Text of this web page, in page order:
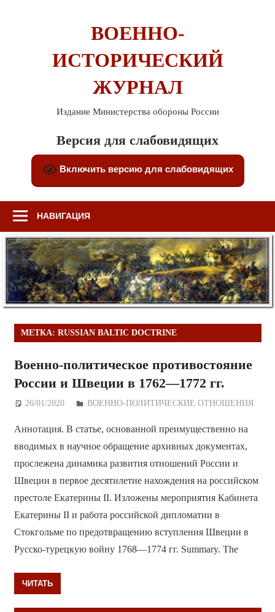
ВОЕННО-
ИСТОРИЧЕСКИЙ
ЖУРНАЛ
Издание Министерства обороны России
Версия для слабовидящих
Включить версию для слабовидящих
НАВИГАЦИЯ
МЕТКА: RUSSIAN BALTIC DOCTRINE
Военно-политическое противостояние
России и Швеции в 1762—1772 гг.
26/01/2020 Дежурный по Редакции
ВОЕННО-ПОЛИТИЧЕСКИE ОТНОШЕНИЯ
Аннотация. В статье, основанной преимущественно на
вводимых в научное обращение архивных документах,
прослежена динамика развития отношений России и
Швеции в первое десятилетие нахождения на российском
престоле Екатерины II. Изложены мероприятия Кабинета
Екатерины II и работа российской дипломатии в
Стокгольме по предотвращению вступления Швеции в
Русско-турецкую войну 1768—1774 гг. Summary. The
ЧИТАТЬ